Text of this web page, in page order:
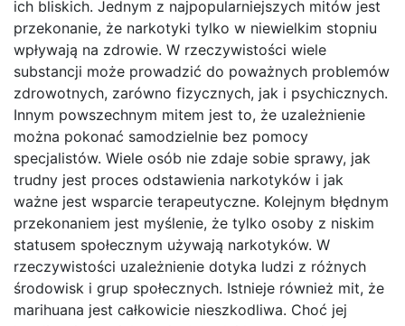
ich bliskich. Jednym z najpopularniejszych mitów jest
przekonanie, że narkotyki tylko w niewielkim stopniu
wpływają na zdrowie. W rzeczywistości wiele
substancji może prowadzić do poważnych problemów
zdrowotnych, zarówno fizycznych, jak i psychicznych.
Innym powszechnym mitem jest to, że uzależnienie
można pokonać samodzielnie bez pomocy
specjalistów. Wiele osób nie zdaje sobie sprawy, jak
trudny jest proces odstawienia narkotyków i jak
ważne jest wsparcie terapeutyczne. Kolejnym błędnym
przekonaniem jest myślenie, że tylko osoby z niskim
statusem społecznym używają narkotyków. W
rzeczywistości uzależnienie dotyka ludzi z różnych
środowisk i grup społecznych. Istnieje również mit, że
marihuana jest całkowicie nieszkodliwa. Choć jej